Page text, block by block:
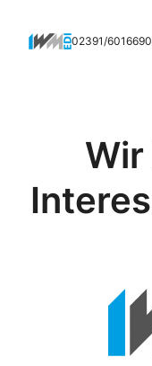
Inhalt
02391/6016690